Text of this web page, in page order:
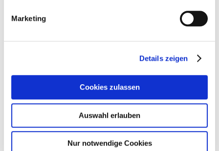
Marketing
Details zeigen
Cookies zulassen
Auswahl erlauben
Nur notwendige Cookies
8,50 €
In den Warenkorb In den Warenkorb